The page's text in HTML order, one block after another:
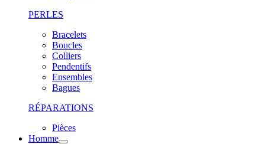
PERLES
Bracelets
Boucles
Colliers
Pendentifs
Ensembles
Bagues
RÉPARATIONS
Pièces
Homme